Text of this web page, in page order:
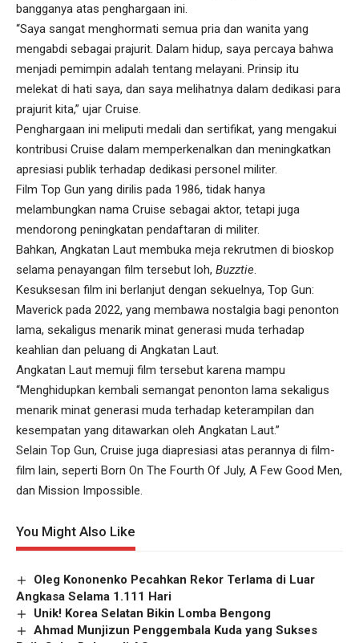
bangganya atas penghargaan ini.
“Saya sangat menghormati semua pria dan wanita yang
mengabdi sebagai prajurit. Dalam hidup, saya percaya bahwa
menjadi pemimpin adalah tentang melayani. Prinsip itu
melekat di hati saya, dan saya melihatnya dalam dedikasi para
prajurit kita,” ujar Cruise.
Penghargaan ini meliputi medali dan sertifikat, yang mengakui
kontribusi Cruise dalam memperkenalkan dan meningkatkan
apresiasi publik terhadap dedikasi personel militer.
Film Top Gun yang dirilis pada 1986, tidak hanya
melambungkan nama Cruise sebagai aktor, tetapi juga
mendorong peningkatan pendaftaran di militer.
Bahkan, Angkatan Laut membuka meja rekrutmen di bioskop
selama penayangan film tersebut loh, Buzztie.
Kesuksesan film ini berlanjut dengan sekuelnya, Top Gun:
Maverick pada 2022, yang membawa nostalgia bagi penonton
lama, sekaligus menarik minat generasi muda terhadap
keahlian dan peluang di Angkatan Laut.
Angkatan Laut memuji film tersebut karena mampu
“Menghidupkan kembali semangat penonton lama sekaligus
menarik minat generasi muda terhadap keterampilan dan
kesempatan yang ditawarkan oleh Angkatan Laut.”
Selain Top Gun, Cruise juga diapresiasi atas perannya di film-
film lain, seperti Born On The Fourth Of July, A Few Good Men,
dan Mission Impossible.
You Might Also Like
Oleg Kononenko Pecahkan Rekor Terlama di Luar
Angkasa Selama 1.111 Hari
Unik! Korea Selatan Bikin Lomba Bengong
Ahmad Munjizun Penggembala Kuda yang Sukses